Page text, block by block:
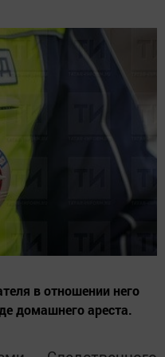
в отношении него
домашнего ареста.